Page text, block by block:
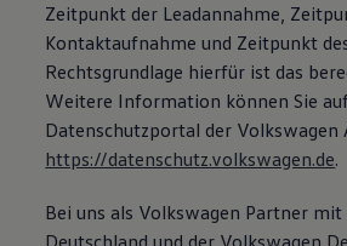
Zeitpunkt der Leadannahme,
Kontaktaufnahme und Zeitpunkt
Rechtsgrundlage hierfür ist das
Weitere Information können Sie
Datenschutzportal der Volkswagen
https://datenschutz.volkswagen.de.
Bei uns als Volkswagen Partner mit
Deutschland und der Volkswagen